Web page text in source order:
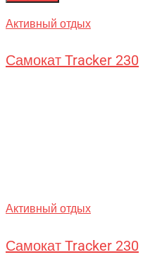
Активный отдых
Самокат Tracker 230
Активный отдых
Самокат Tracker 230